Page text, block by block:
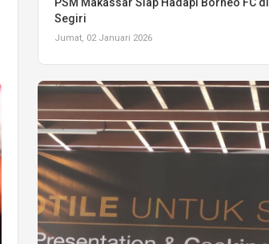
Segiri
Jumat, 02 Januari 2026